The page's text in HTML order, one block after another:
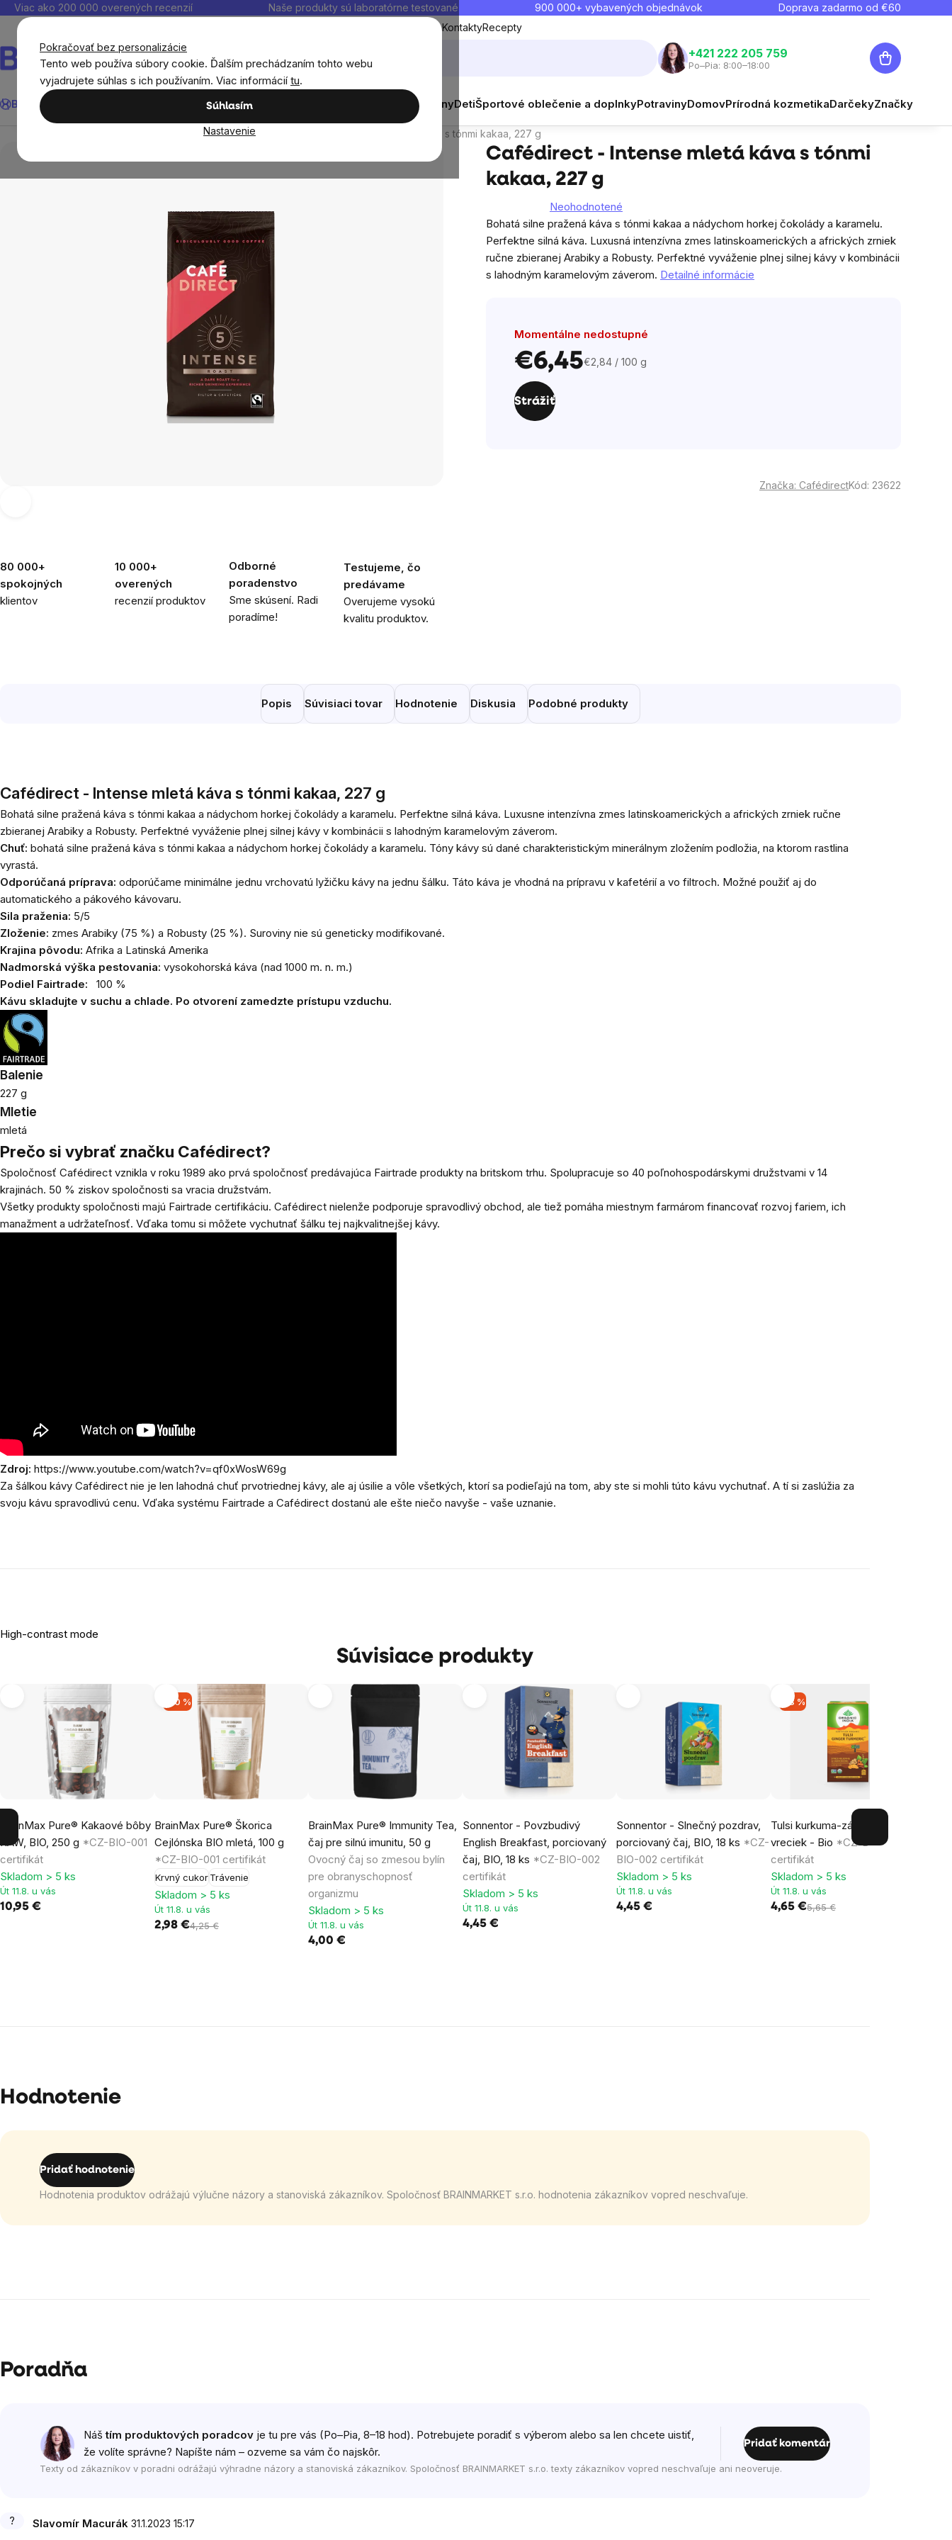
Pokračovať bez personalizácie
Tento web používa súbory cookie. Ďalším prechádzaním tohto webu
vyjadrujete súhlas s ich používaním. Viac informácií tu.
Súhlasím
Nastavenie
PrejsťViac ako 200 000 overených recenzií Naše produkty sú laboratórne testované 900 000+ vybavených objednávok Doprava zadarmo od €60
Doprava a platbaKontaktyRecepty
Hľadať
+421 222 205 759
Po–Pia: 8:00–18:00
Nákupný
košík
BrainMax® Výživové doplnky Muži ŽenyDetiŠportové oblečenie a doplnkyPotravinyDomovPrírodná kozmetikaDarčekyZnačky
Čaj, káva, kakao Káva Cafédirect - Intense mletá káva s tónmi kakaa, 227 g
Cafédirect - Intense mletá káva s tónmi
kakaa, 227 g
hodnotenie
produktu
je
0,0
hviezdičiek.
Neohodnotené
80 000+
spokojných
klientov
10 000+
overených
recenzií produktov
Odborné
poradenstvo
Sme skúsení. Radi
poradíme!
Testujeme, čo
predávame
Overujeme vysokú
kvalitu produktov.
Bohatá silne pražená káva s tónmi kakaa a nádychom horkej čokolády a karamelu.
Perfektne silná káva. Luxusná intenzívna zmes latinskoamerických a afrických zrniek
ručne zbieranej Arabiky a Robusty. Perfektné vyváženie plnej silnej kávy v kombinácii
s lahodným karamelovým záverom. Detailné informácie
Momentálne nedostupné
€6,45 Jednotková
€2,84 / 100 g
Strážiť
Značka: CafédirectKód: 23622
Popis Súvisiaci tovar Hodnotenie Diskusia Podobné produkty
Cafédirect - Intense mletá káva s tónmi kakaa, 227 g
Súvisiaci tovar Hodnotenie Podobné produkty Jednotková cena:
Strážiť
Cafédirect - Intense mletá káva s tónmi kakaa, 227 g
Bohatá silne pražená káva s tónmi kakaa a nádychom horkej čokolády a karamelu. Perfektne silná káva. Luxusne intenzívna zmes latinskoamerických a afrických zrniek ručne
zbieranej Arabiky a Robusty. Perfektné vyváženie plnej silnej kávy v kombinácii s lahodným karamelovým záverom.
Chuť: bohatá silne pražená káva s tónmi kakaa a nádychom horkej čokolády a karamelu. Tóny kávy sú dané charakteristickým minerálnym zložením podložia, na ktorom rastlina
vyrastá.
Odporúčaná príprava: odporúčame minimálne jednu vrchovatú lyžičku kávy na jednu šálku. Táto káva je vhodná na prípravu v kafetérií a vo filtroch. Možné použiť aj do
automatického a pákového kávovaru.
Sila praženia: 5/5
Zloženie: zmes Arabiky (75 %) a Robusty (25 %). Suroviny nie sú geneticky modifikované.
Krajina pôvodu: Afrika a Latinská Amerika
Nadmorská výška pestovania: vysokohorská káva (nad 1000 m. n. m.)
Podiel Fairtrade:
100 %
Kávu skladujte v suchu a chlade. Po otvorení zamedzte prístupu vzduchu.
Balenie
227 g
Mletie
mletá
Prečo si vybrať značku Cafédirect?
Spoločnosť Cafédirect vznikla v roku 1989 ako prvá spoločnosť predávajúca Fairtrade produkty na britskom trhu. Spolupracuje so 40 poľnohospodárskymi družstvami v 14
krajinách. 50 % ziskov spoločnosti sa vracia družstvám.
Všetky produkty spoločnosti majú Fairtrade certifikáciu. Cafédirect nielenže podporuje spravodlivý obchod, ale tiež pomáha miestnym farmárom financovať rozvoj fariem, ich
manažment a udržateľnosť. Vďaka tomu si môžete vychutnať šálku tej najkvalitnejšej kávy.
Zdroj: https://www.youtube.com/watch?v=qf0xWosW69g
Za šálkou kávy Cafédirect nie je len lahodná chuť prvotriednej kávy, ale aj úsilie a vôle všetkých, ktorí sa podieľajú na tom, aby ste si mohli túto kávu vychutnať. A tí si zaslúžia za
svoju kávu spravodlivú cenu. Vďaka systému Fairtrade a Cafédirect dostanú ale ešte niečo navyše - vaše uznanie.
High-contrast mode
Súvisiace produkty
BrainMax Pure® Kakaové bôby
RAW, BIO, 250 g *CZ-BIO-001
certifikát
Skladom > 5 ks
Út 11.8. u vás
10,95 €
-30 %
BrainMax Pure® Škorica
Cejlónska BIO mletá, 100 g
*CZ-BIO-001 certifikát
Krvný cukor Trávenie
Skladom > 5 ks
Út 11.8. u vás
2,98 €4,25 €
BrainMax Pure® Immunity Tea,
čaj pre silnú imunitu, 50 g
Ovocný čaj so zmesou bylín
pre obranyschopnosť
organizmu
Skladom > 5 ks
Út 11.8. u vás
4,00 €
Sonnentor - Povzbudivý
English Breakfast, porciovaný
čaj, BIO, 18 ks *CZ-BIO-002
certifikát
Skladom > 5 ks
Út 11.8. u vás
4,45 €
Sonnentor - Slnečný pozdrav,
porciovaný čaj, BIO, 18 ks *CZ-
BIO-002 certifikát
Skladom > 5 ks
Út 11.8. u vás
4,45 €
-18 %
Tulsi kurkuma-zázvor BIO, 25
vreciek - Bio *CZ-BIO-001
certifikát
Skladom > 5 ks
Út 11.8. u vás
4,65 €5,65 €
Hodnotenie
Pridať hodnotenie
Hodnotenia produktov odrážajú výlučne názory a stanoviská zákazníkov. Spoločnosť BRAINMARKET s.r.o. hodnotenia zákazníkov vopred neschvaľuje.
Poradňa
diskusií
Náštím produktových poradcov je tu pre vás (Po–Pia, 8–18 hod). Potrebujete poradiť s výberom alebo sa len chcete uistiť,
že volíte správne? Napíšte nám – ozveme sa vám čo najskôr.
Pridať komentár
Texty od zákazníkov v poradni odrážajú výhradne názory a stanoviská zákazníkov. Spoločnosť BRAINMARKET s.r.o. texty zákazníkov vopred neschvaľuje ani neoveruje.
Slavomír Macurák 31.1.2023 15:17